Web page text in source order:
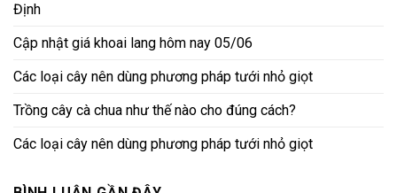
Định
Cập nhật giá khoai lang hôm nay 05/06
Các loại cây nên dùng phương pháp tưới nhỏ giọt
Trồng cây cà chua như thế nào cho đúng cách?
Các loại cây nên dùng phương pháp tưới nhỏ giọt